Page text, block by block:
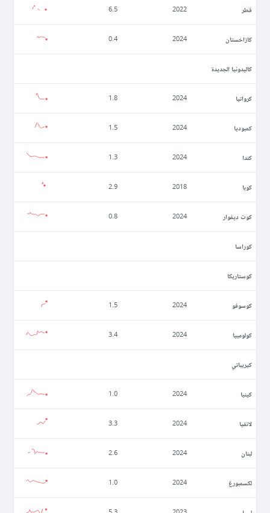
قطر 2022
6.5
كازاخستان 2024
0.4
كاليدونيا الجديدة
كرواتيا 2024
1.8
كمبوديا 2024
1.5
كندا 2024
1.3
كوبا 2018
2.9
كوت ديفوار 2024
0.8
كوراسا
كوستاريكا
كوسوفو 2024
1.5
كولومبيا 2024
3.4
كيريباتي
كينيا 2024
1.0
لاتفيا 2024
3.3
لبنان 2024
2.6
لكسمبورغ 2024
1.0